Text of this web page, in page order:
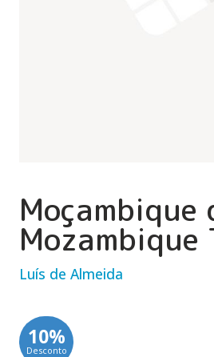
Moçambique
Mozambique
Luís de Almeida
10%
Desconto